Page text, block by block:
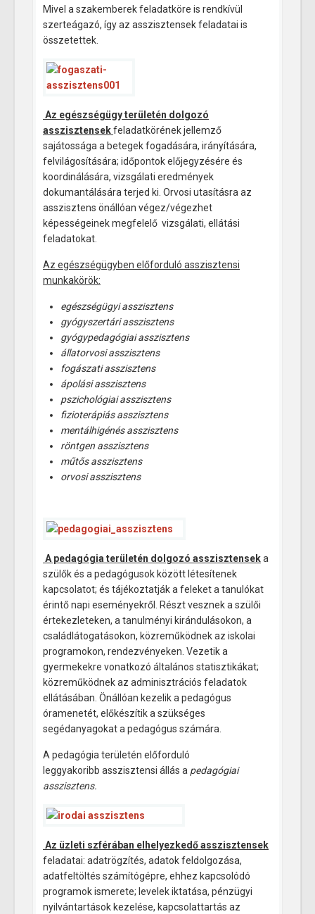
Mivel a szakemberek feladatköre is rendkívül
szerteágazó, így az asszisztensek feladatai is
összetettek.
Az egészségügy területén dolgozó
asszisztensekfeladatkörének jellemző
sajátossága a betegek fogadására, irányítására,
felvilágosítására; időpontok előjegyzésére és
koordinálására, vizsgálati eredmények
dokumantálására terjed ki. Orvosi utasításra az
asszisztens önállóan végez/végezhet
képességeinek megfelelő vizsgálati, ellátási
feladatokat.
Az egészségügyben előforduló asszisztensi
munkakörök:
egészségügyi asszisztens
gyógyszertári asszisztens
gyógypedagógiai asszisztens
állatorvosi asszisztens
fogászati asszisztens
ápolási asszisztens
pszichológiai asszisztens
fizioterápiás asszisztens
mentálhigénés asszisztens
röntgen asszisztens
műtős asszisztens
orvosi asszisztens
A pedagógia területén dolgozó asszisztenseka
szülők és a pedagógusok között létesítenek
kapcsolatot; és tájékoztatják a feleket a tanulókat
érintő napi eseményekről. Részt vesznek a szülői
értekezleteken, a tanulményi kirándulásokon, a
családlátogatásokon, közreműködnek az iskolai
programokon, rendezvényeken. Vezetik a
gyermekekre vonatkozó általános statisztikákat;
közreműködnek az adminisztrációs feladatok
ellátásában. Önállóan kezelik a pedagógus
óramenetét, előkészítik a szükséges
segédanyagokat a pedagógus számára.
A pedagógia területén előforduló
leggyakoribb asszisztensi állás a pedagógiai
asszisztens.
Az üzleti szférában elhelyezkedő asszisztensek
feladatai: adatrögzítés, adatok feldolgozása,
adatfeltöltés számítógépre, ehhez kapcsolódó
programok ismerete; levelek iktatása, pénzügyi
nyilvántartások kezelése, kapcsolattartás az